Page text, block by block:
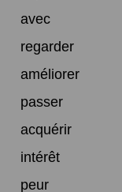
avec
regarder
améliorer
passer
acquérir
intérêt
peur